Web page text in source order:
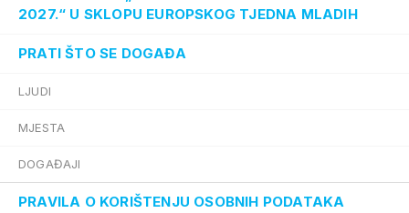
2027.“ U SKLOPU EUROPSKOG TJEDNA MLADIH
PRATI ŠTO SE DOGAĐA
LJUDI
MJESTA
DOGAĐAJI
PRAVILA O KORIŠTENJU OSOBNIH PODATAKA